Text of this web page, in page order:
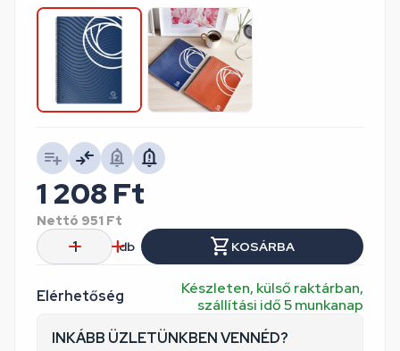
Elérhetőség
Készleten, külső raktárban,
szállítási idő 5 munkanap
INKÁBB ÜZLETÜNKBEN VENNÉD?
1 208 Ft
Nettó 951 Ft
db
KOSÁRBA